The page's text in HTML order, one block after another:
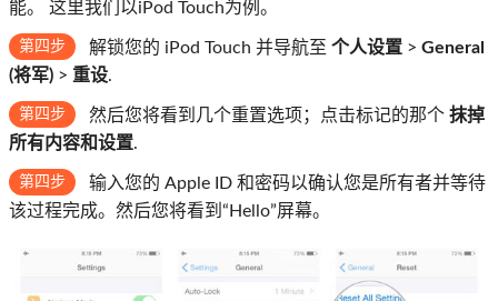
能。 这里我们以iPod Touch为例。
第四步 解锁您的 iPod Touch 并导航至 个人设置 > General
(将军) > 重设.
第四步 然后您将看到几个重置选项；点击标记的那个 抹掉
所有内容和设置.
第四步
输入您的 Apple ID 和密码以确认您是所有者并等待
该过程完成。然后您将看到“Hello”屏幕。